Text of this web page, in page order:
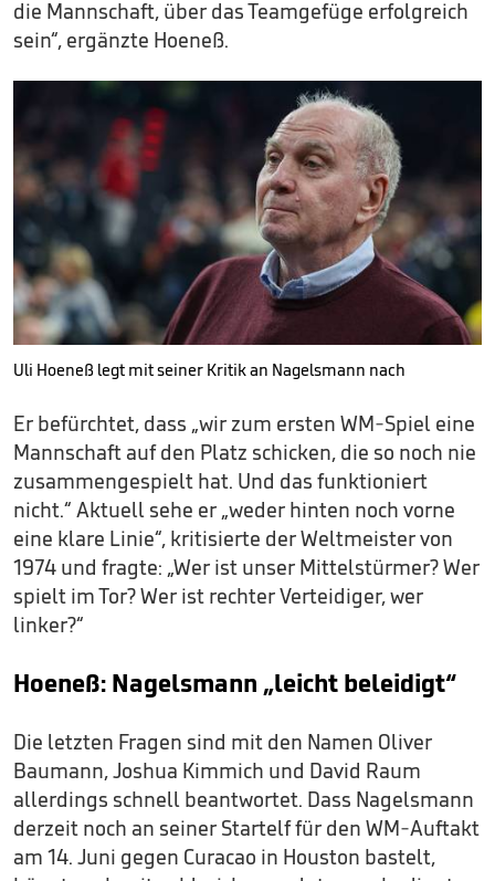
die Mannschaft, über das Teamgefüge erfolgreich
sein“, ergänzte Hoeneß.
Uli Hoeneß legt mit seiner Kritik an Nagelsmann nach
Er befürchtet, dass „wir zum ersten WM-Spiel eine
Mannschaft auf den Platz schicken, die so noch nie
zusammengespielt hat. Und das funktioniert
nicht.“ Aktuell sehe er „weder hinten noch vorne
eine klare Linie“, kritisierte der Weltmeister von
1974 und fragte: „Wer ist unser Mittelstürmer? Wer
spielt im Tor? Wer ist rechter Verteidiger, wer
linker?“
Hoeneß: Nagelsmann „leicht beleidigt“
Die letzten Fragen sind mit den Namen Oliver
Baumann, Joshua Kimmich und David Raum
allerdings schnell beantwortet. Dass Nagelsmann
derzeit noch an seiner Startelf für den WM-Auftakt
am 14. Juni gegen Curacao in Houston bastelt,